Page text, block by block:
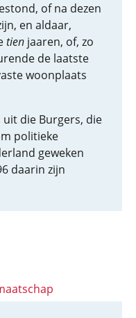
of na dezen
en aldaar,
tien jaaren, of, zo
de laatste
woonplaats
die Burgers, die
politieke
geweken
daarin zijn